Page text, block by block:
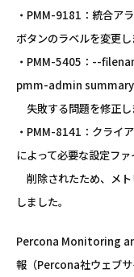
・PMM-9181：統合ア
ボタンのラベルを変更し
・PMM-5405：--
pmm-admin summary
失敗する問題を修正し
・PMM-8141：クライ
によって必要な設定フ
削除されたため、メ
しました。
Percona Monitoring
報（Percona社ウェブサ